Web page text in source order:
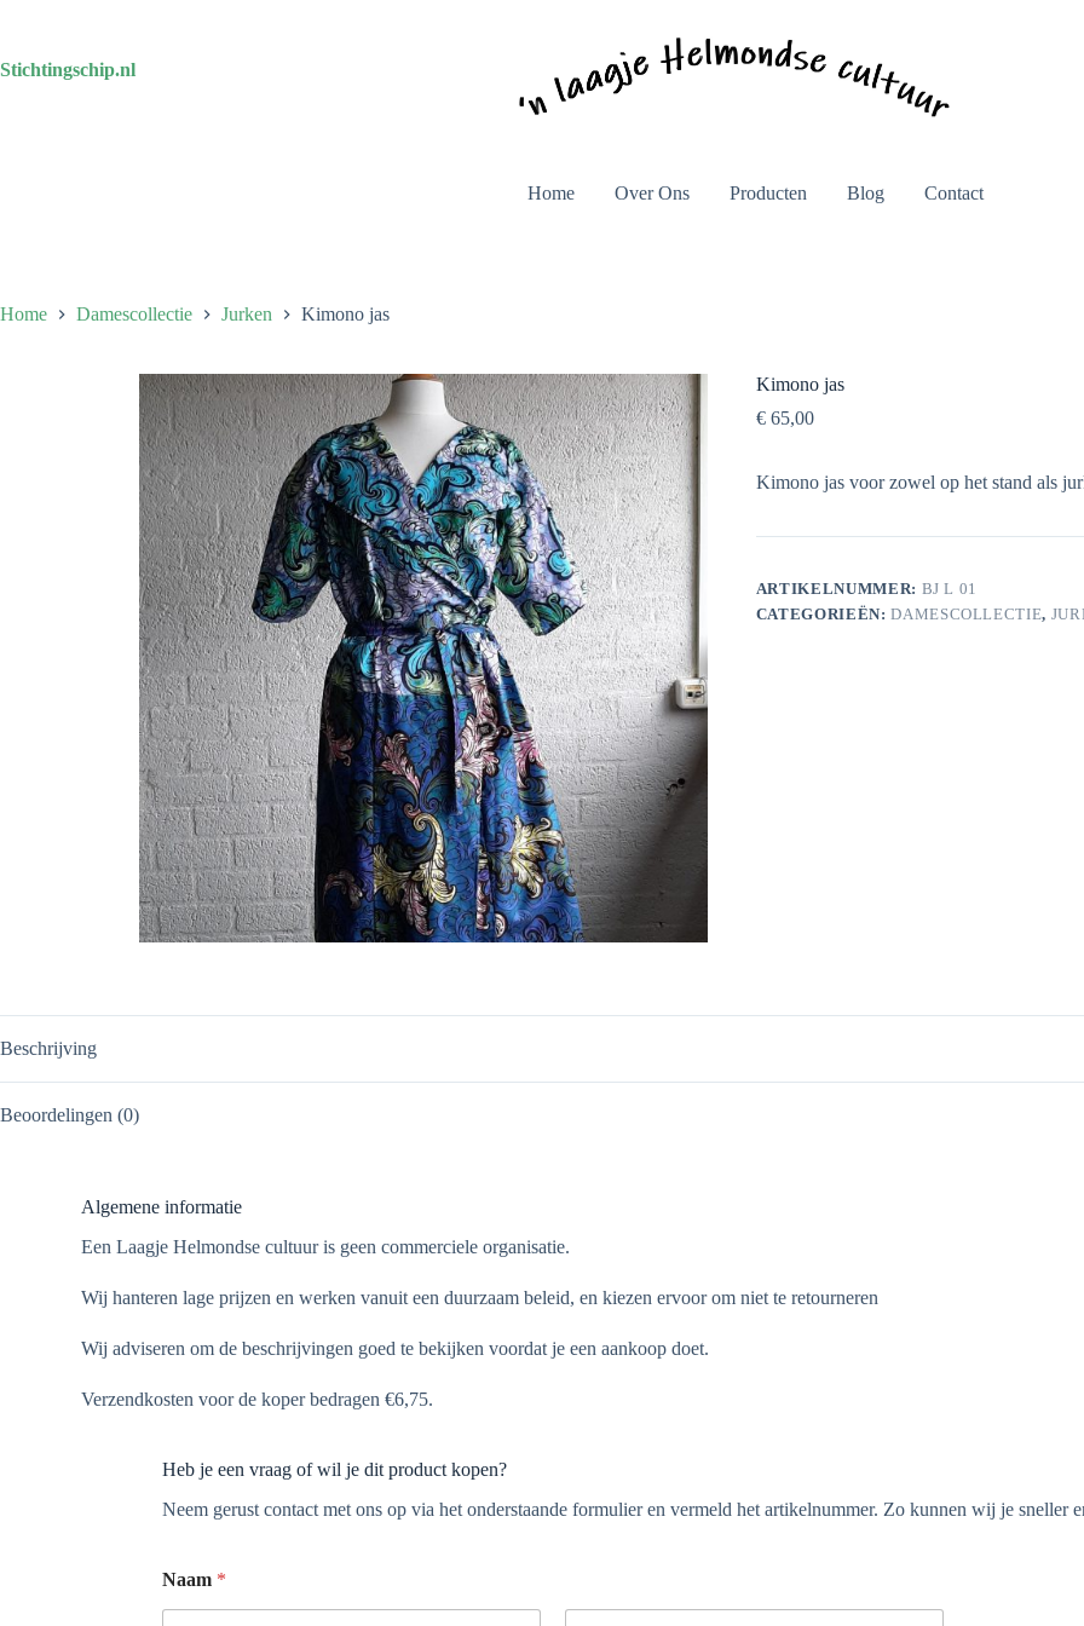
inhoud
Stichtingschip.nl
Home Over Ons Producten Blog Contact
Home Damescollectie Jurken Kimono jas
Kimono jas
€65,00
Kimono jas voor zowel op het stand als
ARTIKELNUMMER: BJ L 01
CATEGORIEËN:DAMESCOLLECTIE,
Beschrijving
Beoordelingen (0)
Algemene informatie
Een Laagje Helmondse cultuur is geen commerciele organisatie.
Wij hanteren lage prijzen en werken vanuit een duurzaam beleid, en kiezen ervoor om niet te retourneren
Wij adviseren om de beschrijvingen goed te bekijken voordat je een aankoop doet.
Verzendkosten voor de koper bedragen €6,75.
Heb je een vraag of wil je dit product kopen?
Neem gerust contact met ons op via het onderstaande formulier en vermeld het artikelnummer. Zo kunnen wij je sneller
Naam *